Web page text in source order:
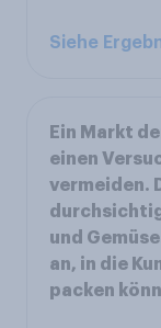
Siehe
Ein Markt
einen
vermeiden.
und
an, in die
packen